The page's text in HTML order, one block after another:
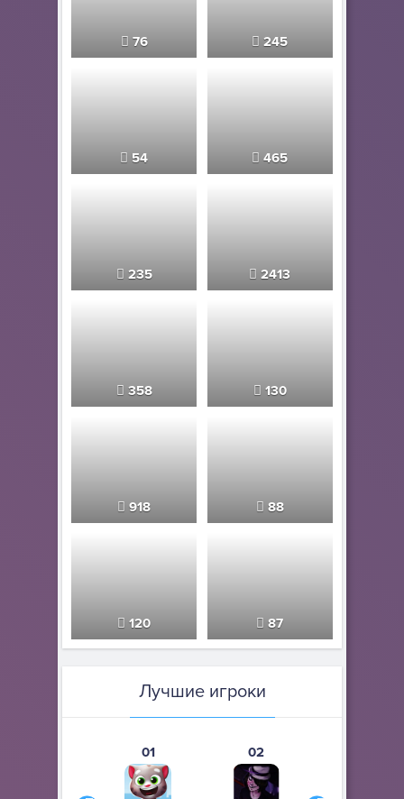
76 245
54 465
235 2413
358 130
918 88
120 87
Лучшие игроки
01 02